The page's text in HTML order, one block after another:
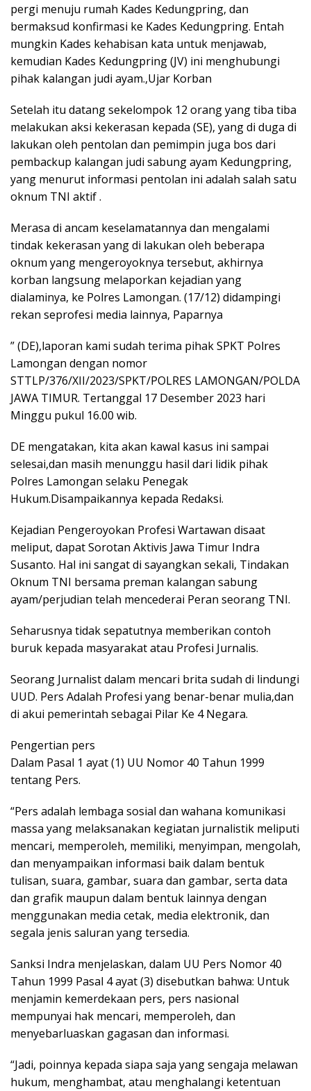
pergi menuju rumah Kades Kedungpring, dan
bermaksud konfirmasi ke Kades Kedungpring. Entah
mungkin Kades kehabisan kata untuk menjawab,
kemudian Kades Kedungpring (JV) ini menghubungi
pihak kalangan judi ayam.,Ujar Korban
Setelah itu datang sekelompok 12 orang yang tiba tiba
melakukan aksi kekerasan kepada (SE), yang di duga di
lakukan oleh pentolan dan pemimpin juga bos dari
pembackup kalangan judi sabung ayam Kedungpring,
yang menurut informasi pentolan ini adalah salah satu
oknum TNI aktif .
Merasa di ancam keselamatannya dan mengalami
tindak kekerasan yang di lakukan oleh beberapa
oknum yang mengeroyoknya tersebut, akhirnya
korban langsung melaporkan kejadian yang
dialaminya, ke Polres Lamongan. (17/12) didampingi
rekan seprofesi media lainnya, Paparnya
” (DE),laporan kami sudah terima pihak SPKT Polres
Lamongan dengan nomor
STTLP/376/XII/2023/SPKT/POLRES LAMONGAN/POLDA
JAWA TIMUR. Tertanggal 17 Desember 2023 hari
Minggu pukul 16.00 wib.
DE mengatakan, kita akan kawal kasus ini sampai
selesai,dan masih menunggu hasil dari lidik pihak
Polres Lamongan selaku Penegak
Hukum.Disampaikannya kepada Redaksi.
Kejadian Pengeroyokan Profesi Wartawan disaat
meliput, dapat Sorotan Aktivis Jawa Timur Indra
Susanto. Hal ini sangat di sayangkan sekali, Tindakan
Oknum TNI bersama preman kalangan sabung
ayam/perjudian telah mencederai Peran seorang TNI.
Seharusnya tidak sepatutnya memberikan contoh
buruk kepada masyarakat atau Profesi Jurnalis.
Seorang Jurnalist dalam mencari brita sudah di lindungi
UUD. Pers Adalah Profesi yang benar-benar mulia,dan
di akui pemerintah sebagai Pilar Ke 4 Negara.
Pengertian pers
Dalam Pasal 1 ayat (1) UU Nomor 40 Tahun 1999
tentang Pers.
“Pers adalah lembaga sosial dan wahana komunikasi
massa yang melaksanakan kegiatan jurnalistik meliputi
mencari, memperoleh, memiliki, menyimpan, mengolah,
dan menyampaikan informasi baik dalam bentuk
tulisan, suara, gambar, suara dan gambar, serta data
dan grafik maupun dalam bentuk lainnya dengan
menggunakan media cetak, media elektronik, dan
segala jenis saluran yang tersedia.
Sanksi Indra menjelaskan, dalam UU Pers Nomor 40
Tahun 1999 Pasal 4 ayat (3) disebutkan bahwa: Untuk
menjamin kemerdekaan pers, pers nasional
mempunyai hak mencari, memperoleh, dan
menyebarluaskan gagasan dan informasi.
“Jadi, poinnya kepada siapa saja yang sengaja melawan
hukum, menghambat, atau menghalangi ketentuan